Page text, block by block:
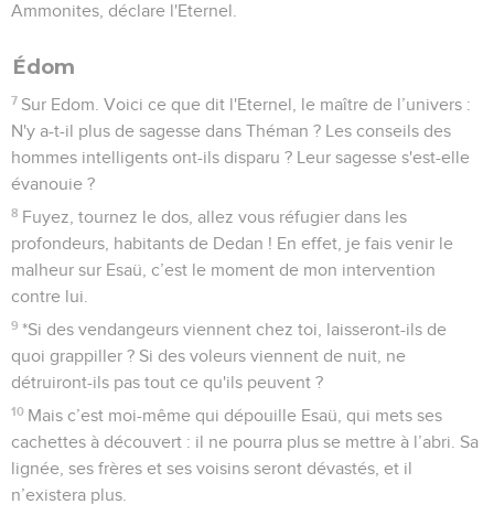
Ammonites, déclare l'Eternel.
Édom
7 Sur Edom. Voici ce que dit l'Eternel, le maître de l’univers :
N'y a-t-il plus de sagesse dans Théman ? Les conseils des
hommes intelligents ont-ils disparu ? Leur sagesse s'est-elle
évanouie ?
8 Fuyez, tournez le dos, allez vous réfugier dans les
profondeurs, habitants de Dedan ! En effet, je fais venir le
malheur sur Esaü, c’est le moment de mon intervention
contre lui.
9 *Si des vendangeurs viennent chez toi, laisseront-ils de
quoi grappiller ? Si des voleurs viennent de nuit, ne
détruiront-ils pas tout ce qu'ils peuvent ?
10 Mais c’est moi-même qui dépouille Esaü, qui mets ses
cachettes à découvert : il ne pourra plus se mettre à l’abri. Sa
lignée, ses frères et ses voisins seront dévastés, et il
n’existera plus.